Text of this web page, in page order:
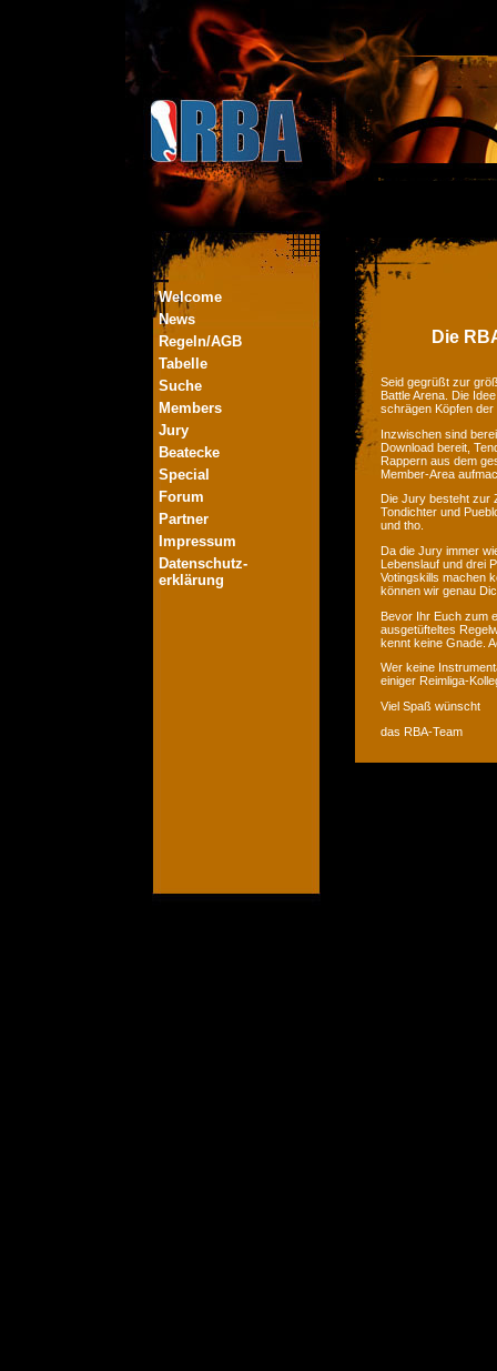
Welcome
News
Regeln/AGB
Tabelle
Suche
Members
Jury
Beatecke
Special
Forum
Partner
Impressum
Datenschutz-
erklärung
Die
Seid gegrüßt zur
Battle Arena. Die
schrägen Köpfen
Inzwischen sind
Download bereit,
Rappern aus dem
Member-Area
Die Jury besteht zur
Tondichter und
und tho.
Da die Jury immer
Lebenslauf und drei
Votingskills machen
können wir genau
Bevor Ihr Euch zum
ausgetüfteltes
kennt keine Gnade.
Wer keine
einiger Reimliga-
Viel Spaß wünscht
das RBA-Team